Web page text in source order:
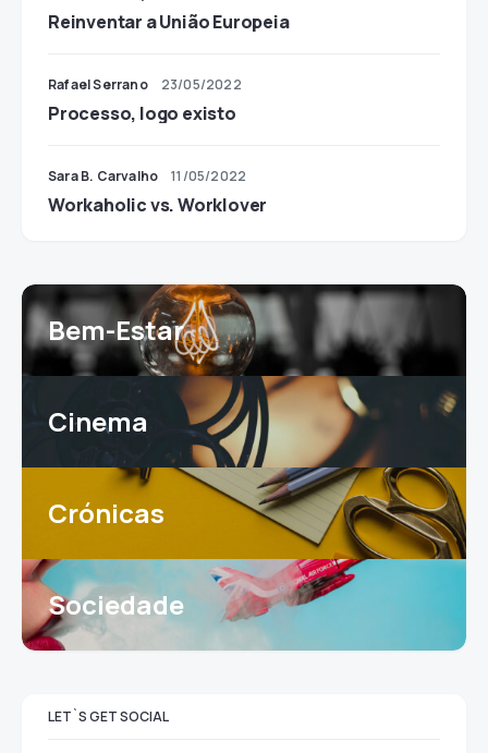
Reinventar a União Europeia
Rafael Serrano 23/05/2022
Processo, logo existo
Sara B. Carvalho 11/05/2022
Workaholic vs. Worklover
Bem-Estar
Cinema
Crónicas
Sociedade
LET`S GET SOCIAL